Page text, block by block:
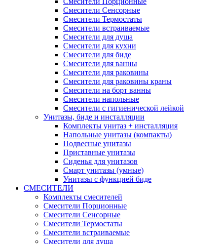
Смесители Сенсорные
Смесители Термостаты
Смесители встраиваемые
Смесители для душа
Смесители для кухни
Смесители для биде
Смесители для ванны
Смесители для раковины
Смесители для раковины краны
Смесители на борт ванны
Смесители напольные
Смесители с гигиенической лейкой
Унитазы, биде и инсталляции
Комплекты унитаз + инсталляция
Напольные унитазы (компакты)
Подвесные унитазы
Приставные унитазы
Сиденья для унитазов
Смарт унитазы (умные)
Унитазы с функцией биде
СМЕСИТЕЛИ
Комплекты смесителей
Смесители Порционные
Смесители Сенсорные
Смесители Термостаты
Смесители встраиваемые
Смесители для душа